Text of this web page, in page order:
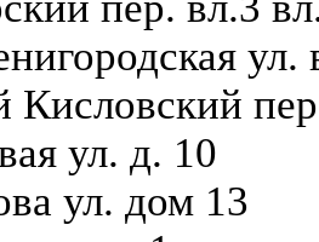
ул.
ул. д. 10
ул. дом 13